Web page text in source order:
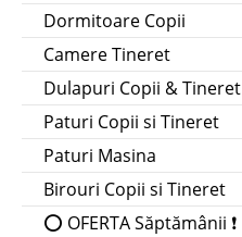
Dormitoare Copii
Camere Tineret
Dulapuri Copii & Tineret
Paturi Copii si Tineret
Paturi Masina
Birouri Copii si Tineret
⭕ OFERTA Săptămânii ❗